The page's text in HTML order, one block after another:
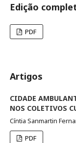
Edição
PDF
Artigos
CIDADE
NOS COLETIVOS
Cíntia Sanmartin
PDF